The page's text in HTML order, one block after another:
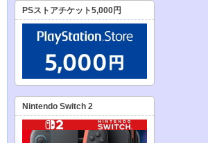
PSストアチケット5,000円
Nintendo Switch 2